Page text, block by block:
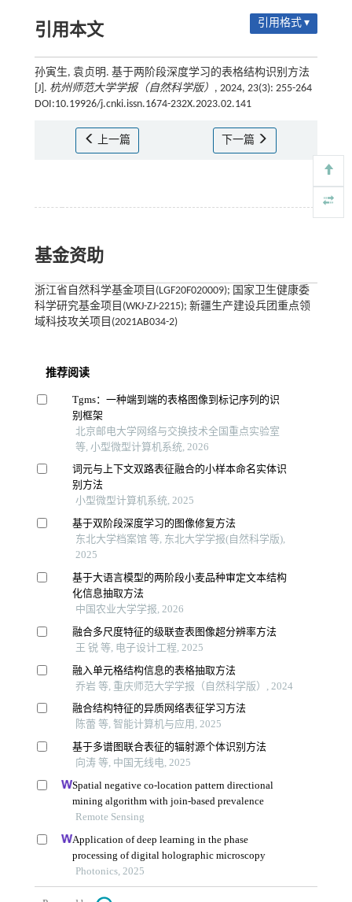
引用本文 引用格式 ▾
孙寅生, 袁贞明. 基于两阶段深度学习的表格结构识别方法
[J]. 杭州师范大学学报（自然科学版） , 2024, 23(3): 255-264
DOI:10.19926/j.cnki.issn.1674-232X.2023.02.141
上一篇 下一篇
基金资助
浙江省自然科学基金项目(LGF20F020009); 国家卫生健康委
科学研究基金项目(WKJ-ZJ-2215); 新疆生产建设兵团重点领
域科技攻关项目(2021AB034-2)